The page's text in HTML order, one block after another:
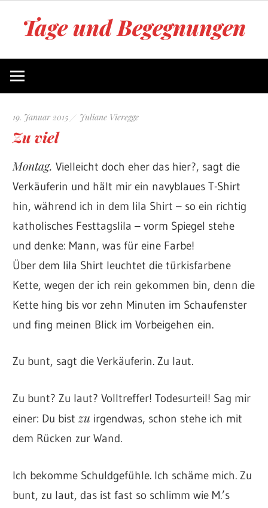
Tage und Begegnungen
von
19. Januar 2015 Juliane Vieregge
Zu viel
Montag. Vielleicht doch eher das hier?, sagt die
Verkäuferin und hält mir ein navyblaues T-Shirt
hin, während ich in dem lila Shirt – so ein richtig
katholisches Festtagslila – vorm Spiegel stehe
und denke: Mann, was für eine Farbe!
Über dem lila Shirt leuchtet die türkisfarbene
Kette, wegen der ich rein gekommen bin, denn die
Kette hing bis vor zehn Minuten im Schaufenster
und fing meinen Blick im Vorbeigehen ein.
Zu bunt, sagt die Verkäuferin. Zu laut.
Zu bunt? Zu laut? Volltreffer! Todesurteil! Sag mir
einer: Du bistzu irgendwas, schon stehe ich mit
dem Rücken zur Wand.
Ich bekomme Schuldgefühle. Ich schäme mich. Zu
bunt, zu laut, das ist fast so schlimm wie M.’s